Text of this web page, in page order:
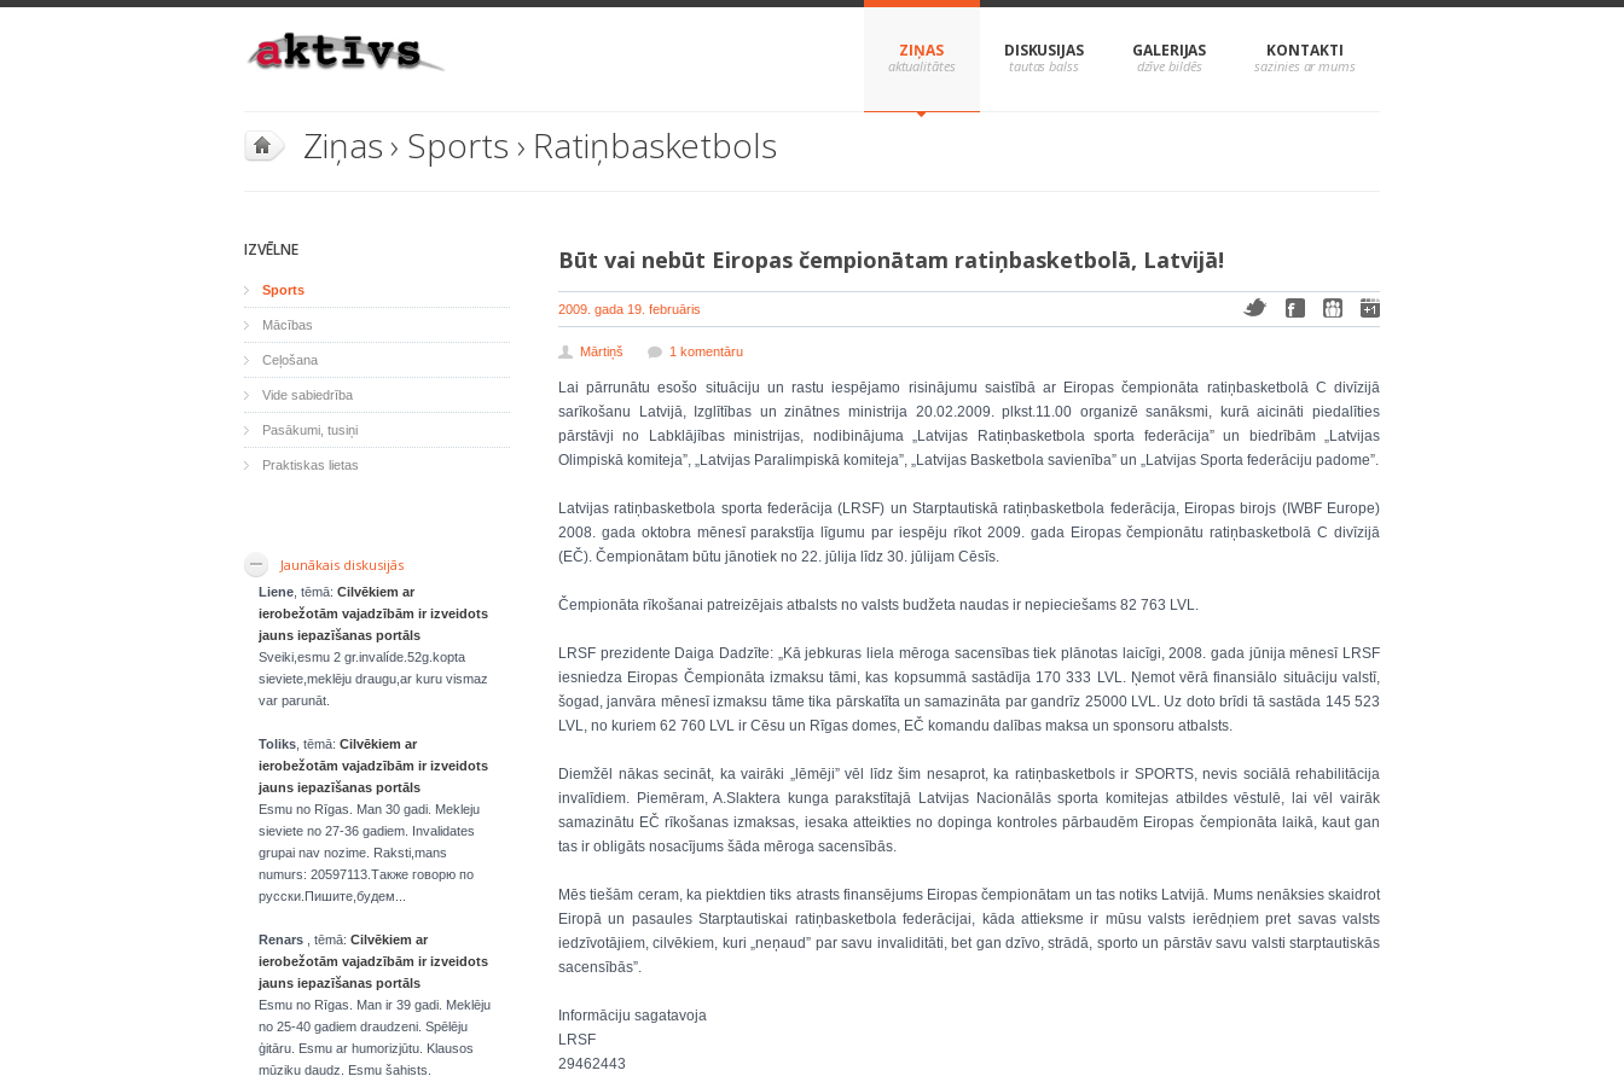
ZIŅAS DISKUSIJAS GALERIJAS KONTAKTI
Ziņas› Sports › Ratiņbasketbols
Būt vai nebūt Eiropas čempionātam ratiņbasketbolā, Latvijā!
2009. gada 19. februāris
Mārtiņš 1 komentāru
Lai pārrunātu esošo situāciju un rastu iespējamo risinājumu saistībā ar Eiropas čempionāta ratiņbasketbolā C divīzijā
sarīkošanu Latvijā, Izglītības un zinātnes ministrija 20.02.2009. plkst.11.00 organizē sanāksmi, kurā aicināti piedalīties
pārstāvji no Labklājības ministrijas, nodibinājuma „Latvijas Ratiņbasketbola sporta federācija” un biedrībām „Latvijas
Olimpiskā komiteja”, „Latvijas Paralimpiskā komiteja”, „Latvijas Basketbola savienība” un „Latvijas Sporta federāciju padome”.
Latvijas ratiņbasketbola sporta federācija (LRSF) un Starptautiskā ratiņbasketbola federācija, Eiropas birojs (IWBF Europe)
2008. gada oktobra mēnesī parakstīja līgumu par iespēju rīkot 2009. gada Eiropas čempionātu ratiņbasketbolā C divīzijā
(EČ). Čempionātam būtu jānotiek no 22. jūlija līdz 30. jūlijam Cēsīs.
Čempionāta rīkošanai patreizējais atbalsts no valsts budžeta naudas ir nepieciešams 82 763 LVL.
LRSF prezidente Daiga Dadzīte: „Kā jebkuras liela mēroga sacensības tiek plānotas laicīgi, 2008. gada jūnija mēnesī LRSF
iesniedza Eiropas Čempionāta izmaksu tāmi, kas kopsummā sastādīja 170 333 LVL. Ņemot vērā finansiālo situāciju valstī,
šogad, janvāra mēnesī izmaksu tāme tika pārskatīta un samazināta par gandrīz 25000 LVL. Uz doto brīdi tā sastāda 145 523
LVL, no kuriem 62 760 LVL ir Cēsu un Rīgas domes, EČ komandu dalības maksa un sponsoru atbalsts.
Diemžēl nākas secināt, ka vairāki „lēmēji” vēl līdz šim nesaprot, ka ratiņbasketbols ir SPORTS, nevis sociālā rehabilitācija
invalīdiem. Piemēram, A.Slaktera kunga parakstītajā Latvijas Nacionālās sporta komitejas atbildes vēstulē, lai vēl vairāk
samazinātu EČ rīkošanas izmaksas, iesaka atteikties no dopinga kontroles pārbaudēm Eiropas čempionāta laikā, kaut gan
tas ir obligāts nosacījums šāda mēroga sacensībās.
Mēs tiešām ceram, ka piektdien tiks atrasts finansējums Eiropas čempionātam un tas notiks Latvijā. Mums nenāksies skaidrot
Eiropā un pasaules Starptautiskai ratiņbasketbola federācijai, kāda attieksme ir mūsu valsts ierēdņiem pret savas valsts
iedzīvotājiem, cilvēkiem, kuri „neņaud” par savu invaliditāti, bet gan dzīvo, strādā, sporto un pārstāv savu valsti starptautiskās
sacensībās”.
Informāciju sagatavoja
LRSF
29462443
IZVĒLNE
Sports
Mācības
Ceļošana
Vide sabiedrība
Pasākumi, tusiņi
Praktiskas lietas
Jaunākais diskusijās
Liene , tēmā: Cilvēkiem ar
ierobežotām vajadzībām ir izveidots
jauns iepazīšanas portāls
Sveiki,esmu 2 gr.invalíde.52g.kopta
sieviete,meklēju draugu,ar kuru vismaz
var parunāt.
Toliks , tēmā: Cilvēkiem ar
ierobežotām vajadzībām ir izveidots
jauns iepazīšanas portāls
Esmu no Rīgas. Man 30 gadi. Mekleju
sieviete no 27-36 gadiem. Invalidates
grupai nav nozime. Raksti,mans
numurs: 20597113.Также говорю по
русски.Пишите,будем...
Renars , tēmā: Cilvēkiem ar
ierobežotām vajadzībām ir izveidots
jauns iepazīšanas portāls
Esmu no Rīgas. Man ir 39 gadi. Meklēju
no 25-40 gadiem draudzeni. Spēlēju
ģitāru. Esmu ar humorizjūtu. Klausos
mūziku daudz. Esmu šahists.